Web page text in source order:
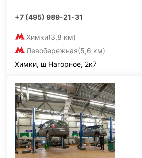
+7 (495) 989-21-31
Химки(3,8 км)
Левобережная(5,6 км)
Химки, ш Нагорное, 2к7